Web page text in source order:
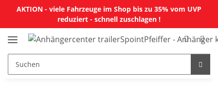
AKTION - viele Fahrzeuge im Shop bis zu 35% vom UVP
reduziert - schnell zuschlagen !